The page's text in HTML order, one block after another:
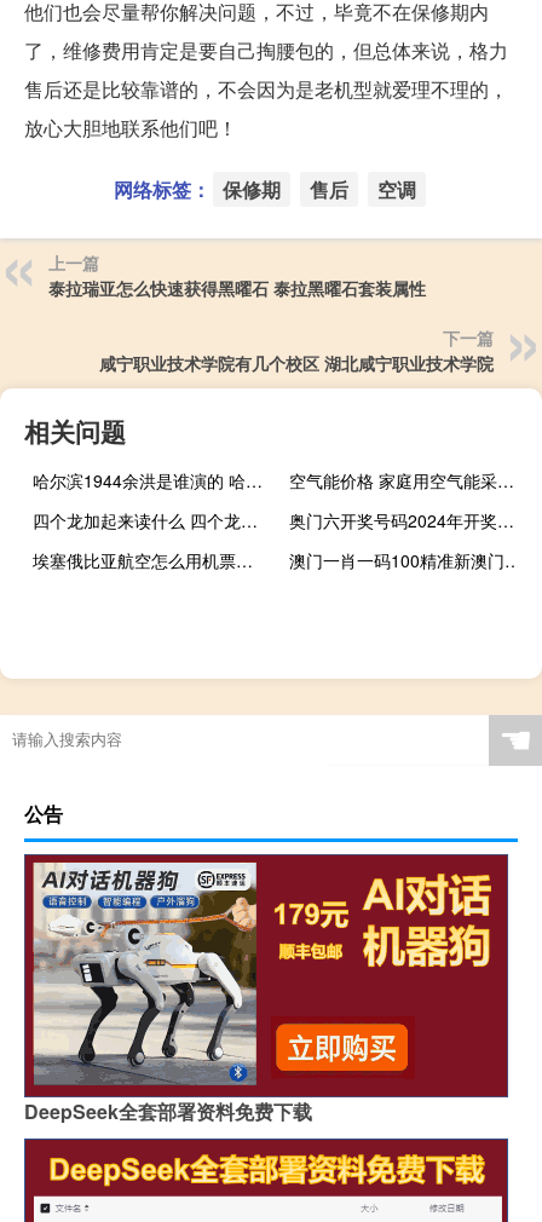
他们也会尽量帮你解决问题，不过，毕竟不在保修期内
了，维修费用肯定是要自己掏腰包的，但总体来说，格力
售后还是比较靠谱的，不会因为是老机型就爱理不理的，
放心大胆地联系他们吧！
网络标签： 保修期 售后 空调
上一篇
泰拉瑞亚怎么快速获得黑曜石 泰拉黑曜石套装属性
下一篇
咸宁职业技术学院有几个校区 湖北咸宁职业技术学院
相关问题
哈尔滨1944余洪是谁演的 哈尔滨1944央八播放
空气能价格 家庭用空气能采暖价格
四个龙加起来读什么 四个龙叠在一起念什么
奥门六开奖号码2024年开奖结果查询表,截留精选解释落实_iPhone62.38.38
埃塞俄比亚航空怎么用机票号查询真伪 埃塞俄比亚航空公司
澳门一肖一码100精准新澳门：精选数据对比解释落实-586.DHA.2
☚
公告
DeepSeek全套部署资料免费下载